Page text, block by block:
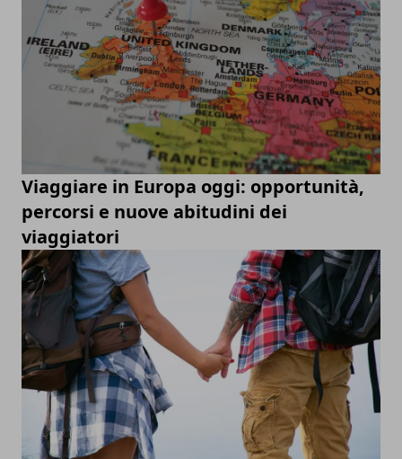
Viaggiare in Europa oggi: opportunità,
percorsi e nuove abitudini dei
viaggiatori